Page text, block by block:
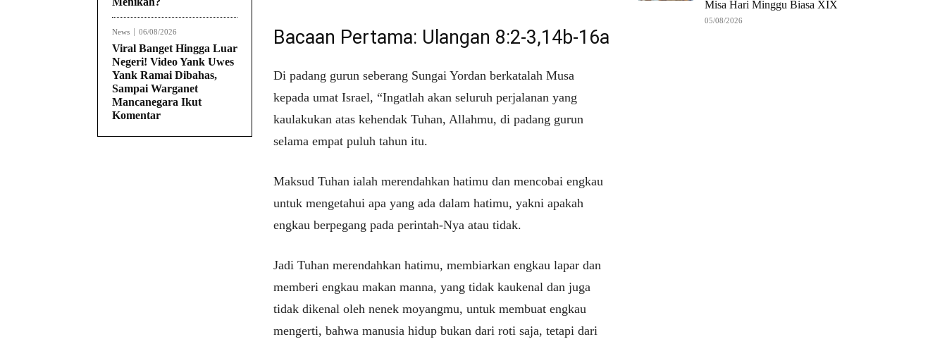
News 06/08/2026
Viral Banget Hingga Luar
Negeri! Video Yank Uwes
Yank Ramai Dibahas,
Sampai Warganet
Mancanegara Ikut
Komentar
Bacaan Pertama: Ulangan 8:2-3,14b-16a
Di padang gurun seberang Sungai Yordan berkatalah Musa
kepada umat Israel, “Ingatlah akan seluruh perjalanan yang
kaulakukan atas kehendak Tuhan, Allahmu, di padang gurun
selama empat puluh tahun itu.
Maksud Tuhan ialah merendahkan hatimu dan mencobai engkau
untuk mengetahui apa yang ada dalam hatimu, yakni apakah
engkau berpegang pada perintah-Nya atau tidak.
Jadi Tuhan merendahkan hatimu, membiarkan engkau lapar dan
memberi engkau makan manna, yang tidak kaukenal dan juga
tidak dikenal oleh nenek moyangmu, untuk membuat engkau
mengerti, bahwa manusia hidup bukan dari roti saja, tetapi dari
Misa Hari Minggu Biasa XIX
05/08/2026